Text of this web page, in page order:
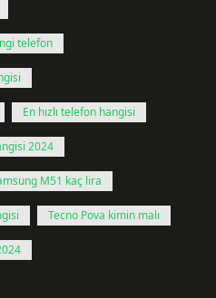
telefon
En hızlı telefon hangisi
2024
M51 kaç lira
Tecno Pova kimin malı